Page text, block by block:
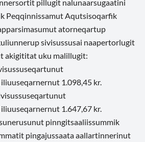
pillugit nalunaarsugaatini
Peqqinnissamut Aqutsisoqarfik
atorneqartup
sivisussusai naapertorlugit
akigititat uku malillugit:
1.098,45 kr.
1.647,67 kr.
pinngitsaaliissummik
pingajussaata aallartinnerinut